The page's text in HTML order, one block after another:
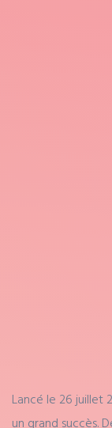
Lancé le 26 juillet
un grand succès.